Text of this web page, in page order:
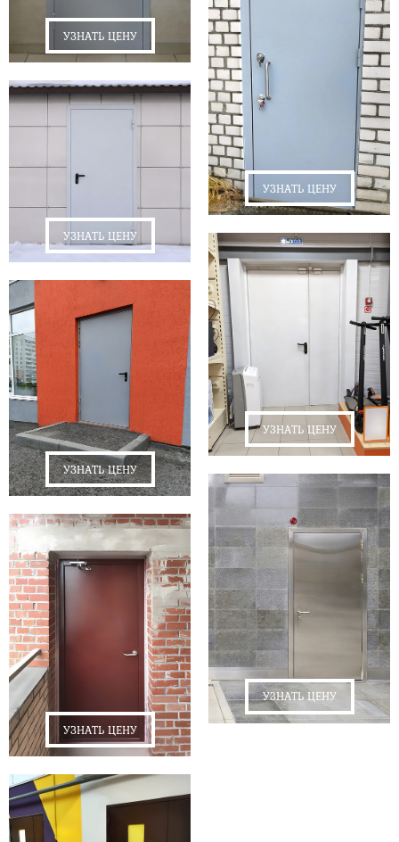
УЗНАТЬ ЦЕНУ
УЗНАТЬ ЦЕНУ
УЗНАТЬ ЦЕНУ
УЗНАТЬ ЦЕНУ
УЗНАТЬ ЦЕНУ
УЗНАТЬ ЦЕНУ
УЗНАТЬ ЦЕНУ